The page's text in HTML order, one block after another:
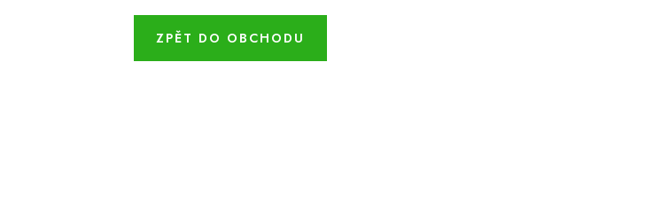
ZPĚT DO OBCHODU